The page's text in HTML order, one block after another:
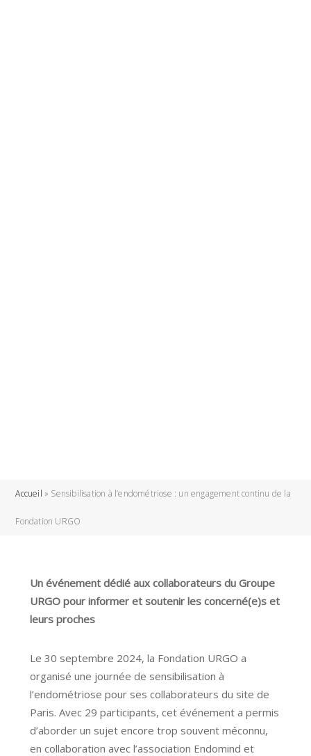
Accueil » Sensibilisation à l’endométriose : un engagement continu de la
Fondation URGO
Un événement dédié aux collaborateurs du Groupe
URGO pour informer et soutenir les concerné(e)s et
leurs proches
Le 30 septembre 2024, la Fondation URGO a
organisé une journée de sensibilisation à
l’endométriose pour ses collaborateurs du site de
Paris. Avec 29 participants, cet événement a permis
d’aborder un sujet encore trop souvent méconnu,
en collaboration avec l’association Endomind et